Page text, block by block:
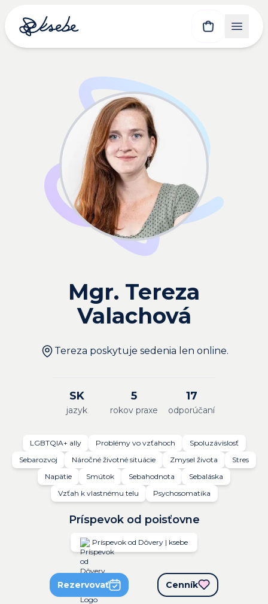
Mgr. Tereza
Valachová
Tereza poskytuje sedenia len online.
SK
jazyk
5
rokov praxe
17
odporúčaní
LGBTQIA+ ally Problémy vo vzťahoch
Spoluzávislosť
Sebarozvoj
Náročné životné situácie Zmysel života
Stres
Napätie
Smútok Sebahodnota
Sebaláska
Vzťah k vlastnému telu
Psychosomatika
Príspevok od poisťovne
Príspevok od Dôvery | ksebe
Rezervovať Cenník